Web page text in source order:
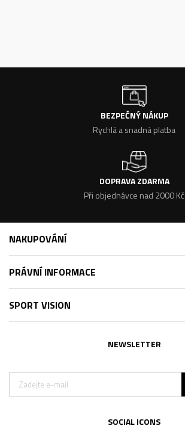
BEZPEČNÝ NÁKUP
Rychlá a snadná platba
DOPRAVA ZDARMA
Při objednávce nad 2000 Kč
NAKUPOVÁNÍ
PRÁVNÍ INFORMACE
SPORT VISION
NEWSLETTER
SOCIAL ICONS